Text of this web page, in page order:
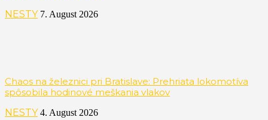
NESTY 7. August 2026
Chaos na železnici pri Bratislave: Prehriata lokomotíva
spôsobila hodinové meškania vlakov
NESTY 4. August 2026